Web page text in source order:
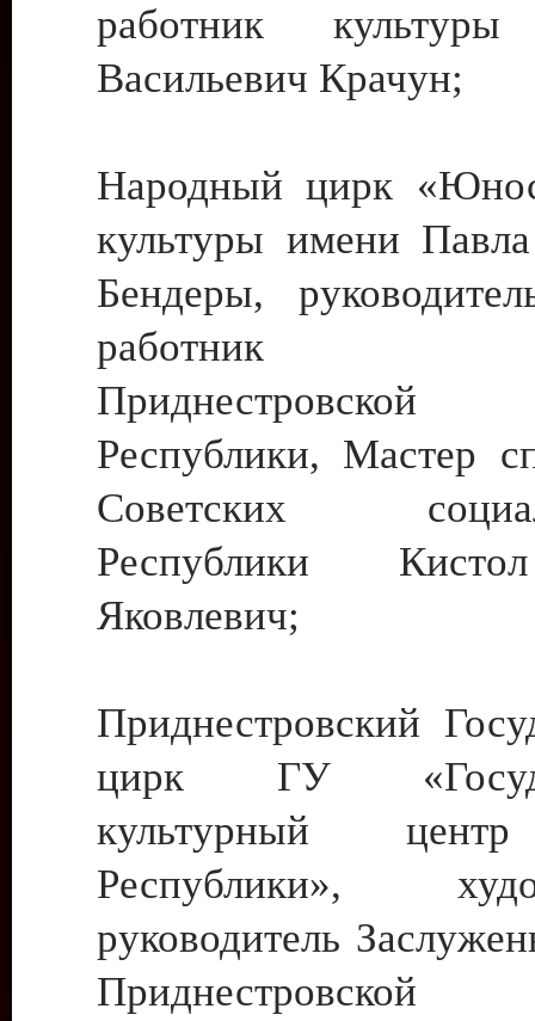
работник культуры
Васильевич Крачун;
Народный цирк
культуры имени
Бендеры,
работник
Приднестровской
Республики, Мастер
Советских
Республики
Яковлевич;
Приднестровский
цирк ГУ
культурный
Республики»,
руководитель
Приднестровской